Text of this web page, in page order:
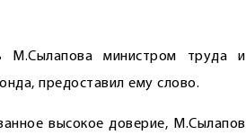
М.Сылапова министром труда и
предоставил ему слово.
высокое доверие, М.Сылапов